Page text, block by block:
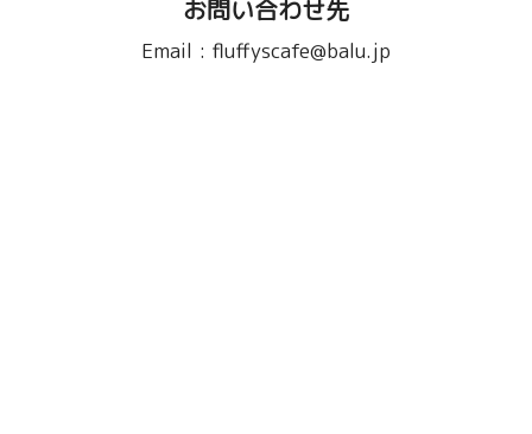
お問い合わせ先
Email : fluffyscafe@balu.jp